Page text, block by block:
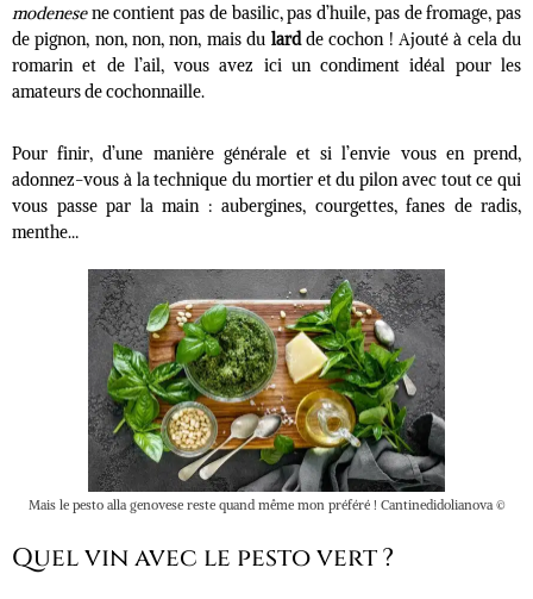
modenesene contient pas de basilic, pas d’huile, pas de fromage, pas
de pignon, non, non, non, mais du lardde cochon ! Ajouté à cela du
romarin et de l’ail, vous avez ici un condiment idéal pour les
amateurs de cochonnaille.
Pour finir, d’une manière générale et si l’envie vous en prend,
adonnez-vous à la technique du mortier et du pilon avec tout ce qui
vous passe par la main : aubergines, courgettes, fanes de radis,
menthe…
Mais le pesto alla genovese reste quand même mon préféré ! Cantinedidolianova ©
Quel vin avec le pesto vert ?